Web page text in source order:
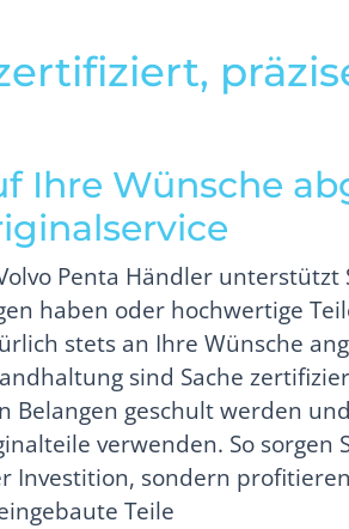
Ihre Wünsche
Penta Händler unterstützt
haben oder hochwertige
stets an Ihre Wünsche
sind Sache
Belangen geschult werden
verwenden. So
Investition, sondern
Teile